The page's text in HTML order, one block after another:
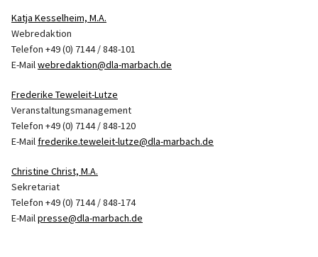
Katja Kesselheim, M.A.
Webredaktion
Telefon +49 (0) 7144 / 848-101
E-Mailwebredaktion@dla-marbach.de
Frederike Teweleit-Lutze
Veranstaltungsmanagement
Telefon +49 (0) 7144 / 848-120
E-Mailfrederike.teweleit-lutze@dla-marbach.de
Christine Christ, M.A.
Sekretariat
Telefon +49 (0) 7144 / 848-174
E-Mailpresse@dla-marbach.de